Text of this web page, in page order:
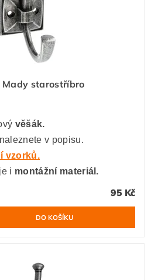
starostříbro
věšák.
naleznete v popisu.
vzorků.
i montážní materiál.
95 Kč